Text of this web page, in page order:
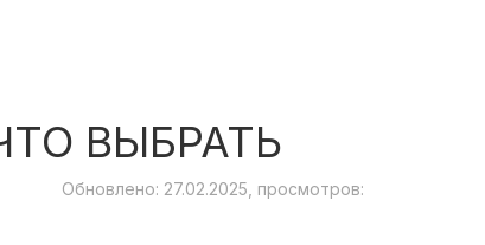
ВЫБРАТЬ
Обновлено: 27.02.2025, просмотров: